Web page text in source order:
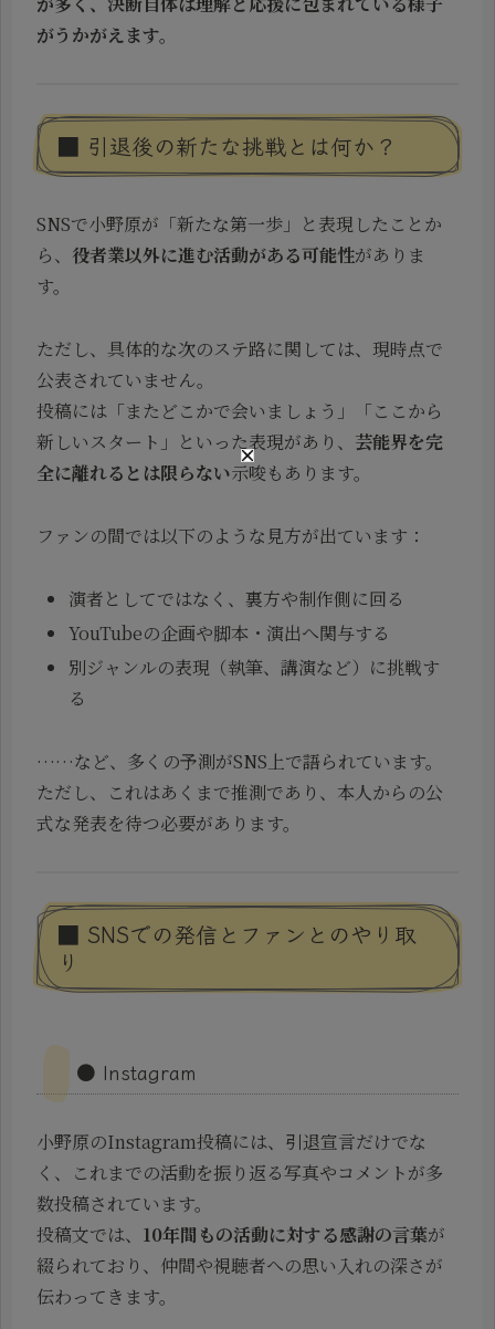
がうかがえます。
■ 引退後の新たな挑戦とは何か？
SNSで小野原が「新たな第一歩」と表現したことか
ら、 役者業以外に進む活動がある可能性がありま
す。
ただし、具体的な次のステ路に関しては、現時点で
公表されていません。
投稿には「またどこかで会いましょう」「ここから
新しいスタート」といった表現があり、 芸能界を完
全に離れるとは限らない示唆もあります。
ファンの間では以下のような見方が出ています：
演者としてではなく、裏方や制作側に回る
YouTubeの企画や脚本・演出へ関与する
別ジャンルの表現（執筆、講演など）に挑戦す
る
……など、多くの予測がSNS上で語られています。
ただし、これはあくまで推測であり、本人からの公
式な発表を待つ必要があります。
■ SNSでの発信とファンとのやり取
り
● Instagram
小野原のInstagram投稿には、引退宣言だけでな
く、これまでの活動を振り返る写真やコメントが多
数投稿されています。
投稿文では、 10年間もの活動に対する感謝の言葉が
綴られており、仲間や視聴者への思い入れの深さが
伝わってきます。